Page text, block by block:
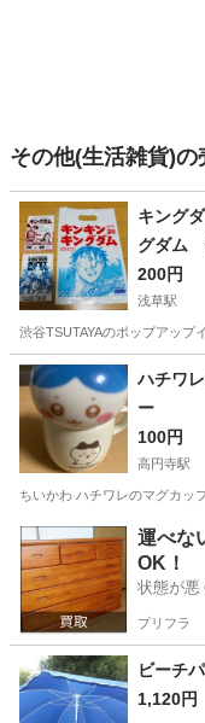
その他(生活雑貨)
キング
グダム
200円
浅草駅
渋谷TSUTAYAのポップアッ
東京 台東区 浅草駅
ハチワ
ー
100円
高円寺駅
ちいかわ ハチワレのマグカッ
東京 杉並区 高円寺駅
運べな
OK！
状態が悪
プリフラ
ビーチ
1,120円